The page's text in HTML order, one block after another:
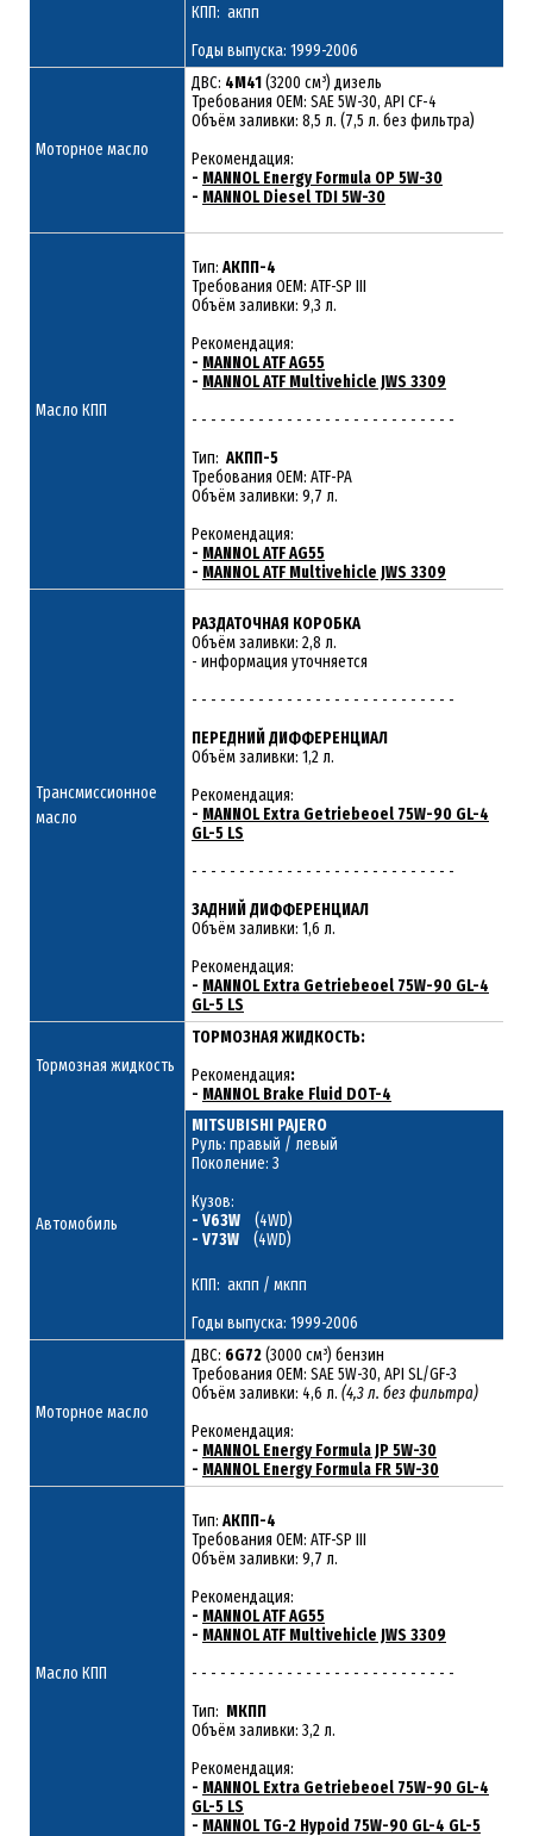
КПП: акпп
Годы выпуска: 1999-2006
Моторное масло
ДВС: 4M41(3200 см³) дизель
Требования ОЕМ: SAE 5W-30, API CF-4
Объём заливки: 8,5 л. (7,5 л. без фильтра)
Рекомендация:
- MANNOL Energy Formula OP 5W-30
- MANNOL Diesel TDI 5W-30
Масло КПП
Тип: АКПП-4
Требования OEM: ATF-SP III
Объём заливки: 9,3 л.
Рекомендация:
- MANNOL ATF AG55
- MANNOL ATF Multivehicle JWS 3309
- - - - - - - - - - - - - - - - - - - - - - - - - - - -
Тип: АКПП-5
Требования OEM: ATF-PA
Объём заливки: 9,7 л.
Рекомендация:
- MANNOL ATF AG55
- MANNOL ATF Multivehicle JWS 3309
Трансмиссионное
масло
РАЗДАТОЧНАЯ КОРОБКА
Объём заливки: 2,8 л.
- информация уточняется
- - - - - - - - - - - - - - - - - - - - - - - - - - - -
ПЕРЕДНИЙ ДИФФЕРЕНЦИАЛ
Объём заливки: 1,2 л.
Рекомендация:
- MANNOL Extra Getriebeoel 75W-90 GL-4
GL-5 LS
- - - - - - - - - - - - - - - - - - - - - - - - - - - -
ЗАДНИЙ ДИФФЕРЕНЦИАЛ
Объём заливки: 1,6 л.
Рекомендация:
- MANNOL Extra Getriebeoel 75W-90 GL-4
GL-5 LS
Тормозная жидкость
ТОРМОЗНАЯ ЖИДКОСТЬ:
Рекомендация:
- MANNOL Brake Fluid DOT-4
Автомобиль
MITSUBISHI PAJERO
Руль: правый / левый
Поколение: 3
Кузов:
- V63W (4WD)
- V73W (4WD)
КПП: акпп / мкпп
Годы выпуска: 1999-2006
Моторное масло
ДВС: 6G72(3000 см³) бензин
Требования ОЕМ: SAE 5W-30, API SL/GF-3
Объём заливки: 4,6 л. (4,3 л. без фильтра)
Рекомендация:
- MANNOL Energy Formula JP 5W-30
- MANNOL Energy Formula FR 5W-30
Масло КПП
Тип: АКПП-4
Требования OEM: ATF-SP III
Объём заливки: 9,7 л.
Рекомендация:
- MANNOL ATF AG55
- MANNOL ATF Multivehicle JWS 3309
- - - - - - - - - - - - - - - - - - - - - - - - - - - -
Тип: МКПП
Объём заливки: 3,2 л.
Рекомендация:
- MANNOL Extra Getriebeoel 75W-90 GL-4
GL-5 LS
- MANNOL TG-2 Hypoid 75W-90 GL-4 GL-5